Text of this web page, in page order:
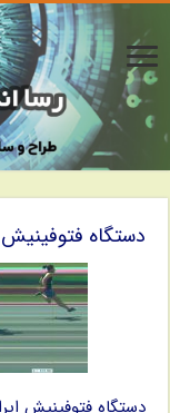
دستگاه فتوفینیش